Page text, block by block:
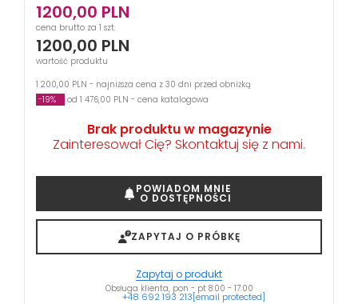
1200,00 PLN
cena brutto za 1 szt.
1200,00 PLN
wartość produktu
1 200,00 PLN - najniższa cena z 30 dni przed obniżką
-19%
od 1 476,00 PLN - cena katalogowa
Brak produktu w magazynie
Zainteresował Cię? Skontaktuj się z nami.
POWIADOM MNIE
O DOSTĘPNOŚCI
ZAPYTAJ O PRÓBKĘ
Zapytaj o produkt
Obsługa klienta, pon - pt 8:00 - 17:00
+48 692 193 213[email protected]